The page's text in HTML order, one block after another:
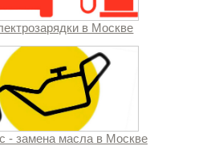
в Москве
- замена масла в Москве